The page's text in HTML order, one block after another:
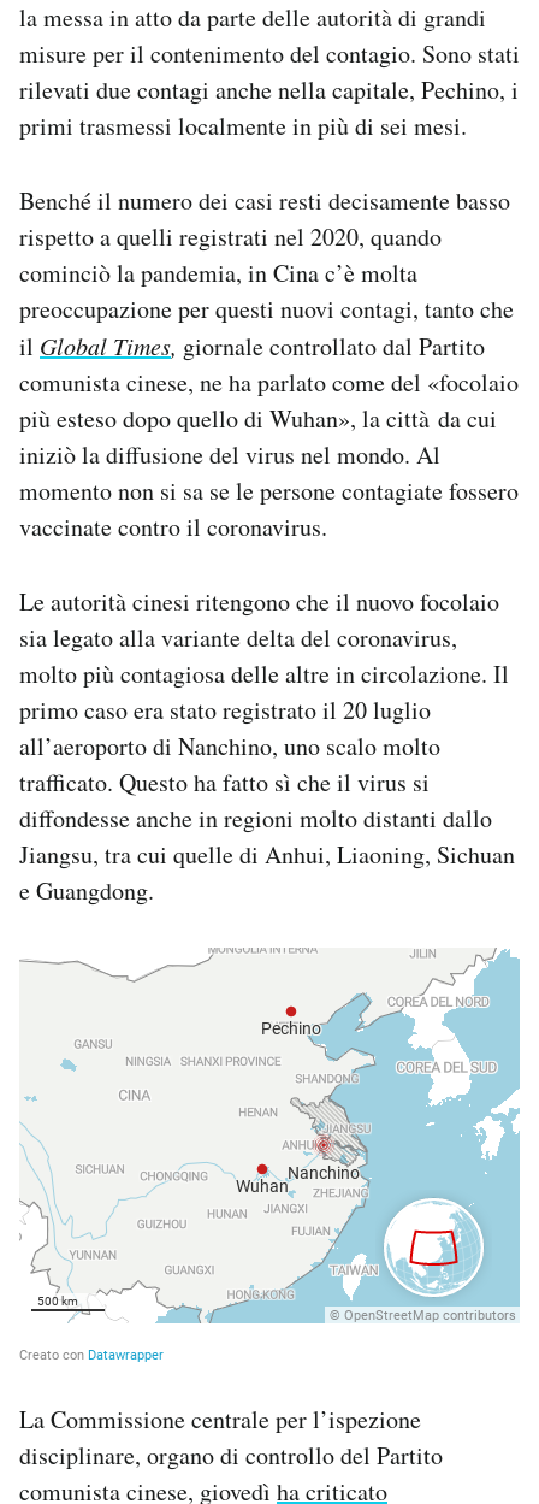
Area Personale
Newsletter
Notifiche mobile
Regala il Post
la messa in atto da parte delle autorità di grandi
misure per il contenimento del contagio. Sono stati
rilevati due contagi anche nella capitale, Pechino, i
primi trasmessi localmente in più di sei mesi.
Benché il numero dei casi resti decisamente basso
rispetto a quelli registrati nel 2020, quando
cominciò la pandemia, in Cina c’è molta
preoccupazione per questi nuovi contagi, tanto che
il Global Times, giornale controllato dal Partito
comunista cinese, ne ha parlato come del «focolaio
più esteso dopo quello di Wuhan», la città da cui
iniziò la diffusione del virus nel mondo. Al
momento non si sa se le persone contagiate fossero
vaccinate contro il coronavirus.
Le autorità cinesi ritengono che il nuovo focolaio
sia legato alla variante delta del coronavirus,
molto più contagiosa delle altre in circolazione. Il
primo caso era stato registrato il 20 luglio
all’aeroporto di Nanchino, uno scalo molto
trafficato. Questo ha fatto sì che il virus si
diffondesse anche in regioni molto distanti dallo
Jiangsu, tra cui quelle di Anhui, Liaoning, Sichuan
e Guangdong.
La Commissione centrale per l’ispezione
disciplinare, organo di controllo del Partito
comunista cinese, giovedì ha criticato